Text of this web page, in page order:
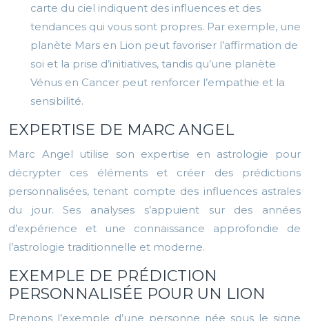
carte du ciel indiquent des influences et des
tendances qui vous sont propres. Par exemple, une
planète Mars en Lion peut favoriser l’affirmation de
soi et la prise d’initiatives, tandis qu’une planète
Vénus en Cancer peut renforcer l’empathie et la
sensibilité.
EXPERTISE DE MARC ANGEL
Marc Angel utilise son expertise en astrologie pour
décrypter ces éléments et créer des prédictions
personnalisées, tenant compte des influences astrales
du jour. Ses analyses s’appuient sur des années
d’expérience et une connaissance approfondie de
l’astrologie traditionnelle et moderne.
EXEMPLE DE PRÉDICTION
PERSONNALISÉE POUR UN LION
Prenons l’exemple d’une personne née sous le signe